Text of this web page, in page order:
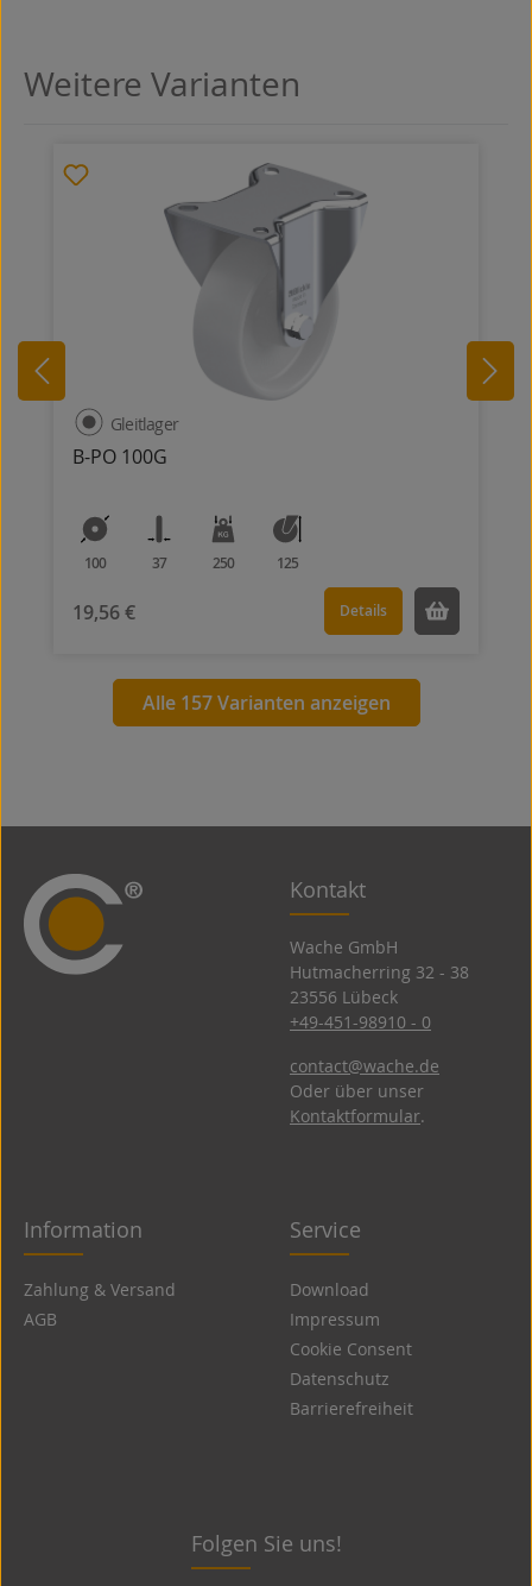
Produktgalerie überspringen
Weitere Varianten
B-PO 100G
Gleitlager
100 37 250 125
19,56 € Details
Alle 157 Varianten anzeigen
Kontakt
Wache GmbH
Hutmacherring 32 ­- 38
23556 Lübeck
+49-451-98910 - 0
contact@wache.de
Oder über unser
Kontaktformular.
Information
Zahlung & Versand
AGB
Service
Download
Impressum
Cookie Consent
Datenschutz
Barrierefreiheit
Folgen Sie uns!